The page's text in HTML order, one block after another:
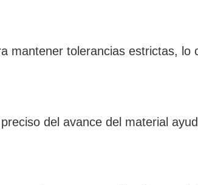
mantener tolerancias estrictas,
del avance del material